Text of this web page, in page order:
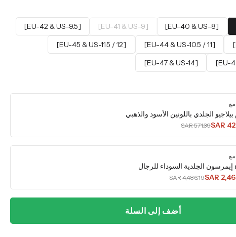
[EU-40 & US-8]
[EU-41 & US-9]
[EU-42 & US-9.5]
[EU-44 & US-10.5 / 11]
[EU-45 & US-11.5 / 12]
[EU-47 & US-14]
الجلدي باللونين الأسود والذهبي
SAR
SAR 571.39
الجلدية السوداء للرجال
SAR
SAR 4,486.19
أضف إلى السلة